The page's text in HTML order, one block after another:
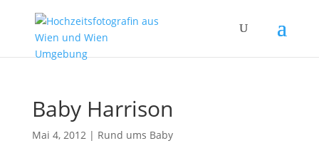
Baby Harrison
Mai 4, 2012| Rund ums Baby